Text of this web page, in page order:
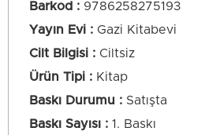
Barkod : 9786258275193
Yayın Evi
Gazi Kitabevi
Cilt Bilgisi
Ciltsiz
Ürün Tipi
Kitap
Baskı Durumu
Satışta
Baskı Sayısı
1. Baskı